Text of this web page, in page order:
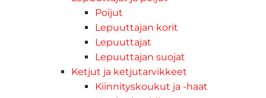
Poijut
Lepuuttajan korit
Lepuuttajat
Lepuuttajan suojat
Ketjut ja ketjutarvikkeet
Kiinnityskoukut ja -haat